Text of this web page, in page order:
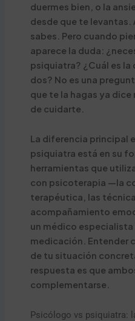
duermes bien, o la
desde que te levantas.
sabes. Pero cuando
aparece la duda:
psiquiatra? ¿Cuál es
dos? No es una
que te la hagas ya
de cuidarte.
La diferencia principal
psiquiatra está en su
herramientas que
con psicoterapia —la
terapéutica, las
acompañamiento
un médico
medicación. Entender
de tu situación
respuesta es que
complementarse.
Psicólogo vs psiquiatra: